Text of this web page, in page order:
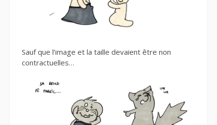
Sauf que l’image et la taille devaient être non
contractuelles…